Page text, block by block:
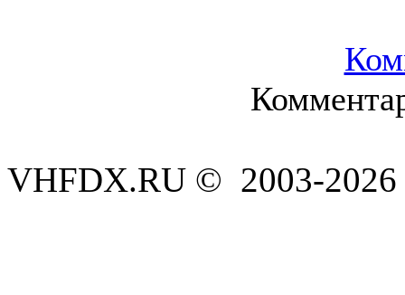
VHFDX.RU © 2003-2026